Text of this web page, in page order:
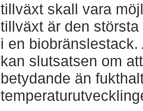
tillväxt skall vara
tillväxt är den
i en biobränslestack.
kan slutsatsen om
betydande än